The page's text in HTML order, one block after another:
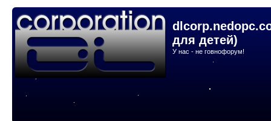
для детей)
У нас - не говнофорум!